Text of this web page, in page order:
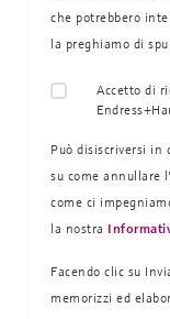
che potrebbero
la preghiamo di
Accetto di
Può disiscriversi
su come annullare
come ci
la nostra
Facendo clic su
memorizzi ed